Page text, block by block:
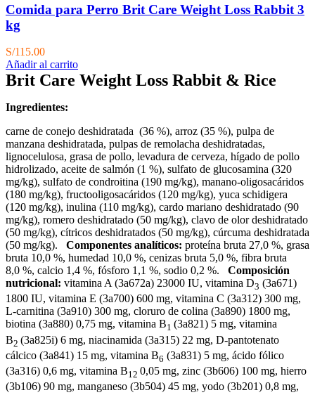
Comida para Perro Brit Care Weight Loss Rabbit 3
kg
S/115.00
Añadir al carrito
Brit Care Weight Loss Rabbit & Rice
Ingredientes:
carne de conejo deshidratada (36 %), arroz (35 %), pulpa de
manzana deshidratada, pulpas de remolacha deshidratadas,
lignocelulosa, grasa de pollo, levadura de cerveza, hígado de pollo
hidrolizado, aceite de salmón (1 %), sulfato de glucosamina (320
mg/kg), sulfato de condroitina (190 mg/kg), manano-oligosacáridos
(180 mg/kg), fructooligosacáridos (120 mg/kg), yuca schidigera
(120 mg/kg), inulina (110 mg/kg), cardo mariano deshidratado (90
mg/kg), romero deshidratado (50 mg/kg), clavo de olor deshidratado
(50 mg/kg), cítricos deshidratados (50 mg/kg), cúrcuma deshidratada
(50 mg/kg). Componentes analíticos: proteína bruta 27,0 %, grasa
bruta 10,0 %, humedad 10,0 %, cenizas bruta 5,0 %, fibra bruta
8,0 %, calcio 1,4 %, fósforo 1,1 %, sodio 0,2 %. Composición
nutricional: vitamina A (3a672a) 23000 IU, vitamina D3 (3a671)
1800 IU, vitamina E (3a700) 600 mg, vitamina C (3a312) 300 mg,
L-carnitina (3a910) 300 mg, cloruro de colina (3a890) 1800 mg,
biotina (3a880) 0,75 mg, vitamina B1 (3a821) 5 mg, vitamina
B2 (3a825i) 6 mg, niacinamida (3a315) 22 mg, D-pantotenato
cálcico (3a841) 15 mg, vitamina B6 (3a831) 5 mg, ácido fólico
(3a316) 0,6 mg, vitamina B12 0,05 mg, zinc (3b606) 100 mg, hierro
(3b106) 90 mg, manganeso (3b504) 45 mg, yodo (3b201) 0,8 mg,